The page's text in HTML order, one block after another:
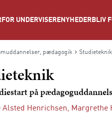
FOR UNDERVISERE NYHEDER BLIV
pædagogik Studieteknik
på
Alsted Henrichsen, Margrethe